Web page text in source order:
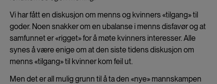
Vi har fått en diskusjon om menns og kvinners «tilgang» til
goder. Noen snakker om en ubalanse i menns disfavør og at
samfunnet er «rigget» for å møte kvinners interesser. Alle
synes å være enige om at den siste tidens diskusjon om
menns «tilgang» til kvinner kom feil ut.
Men det er all mulig grunn til å ta den «nye» mannskampen